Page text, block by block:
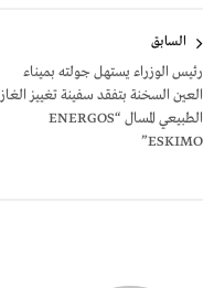
المقالات
السابق
رئيس الوزراء يستهل جولته بميناء
العين السخنة بتفقد سفينة تغييز الغاز
الطبيعي المسال “ENERGOS
ESKIMO”